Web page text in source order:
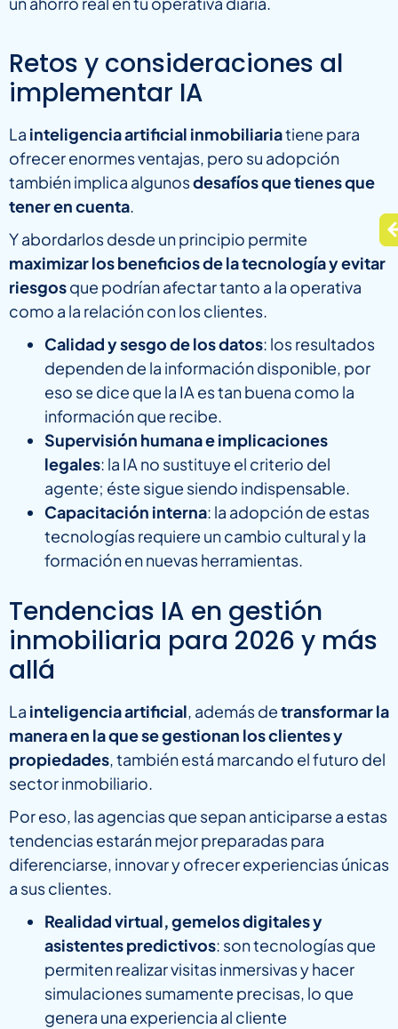
Retos y consideraciones al
implementar IA
La inteligencia artificial inmobiliariatiene para
ofrecer enormes ventajas, pero su adopción
también implica algunosdesafíos que tienes que
tener en cuenta.
Y abordarlos desde un principio permite
maximizar los beneficios de la tecnología y evitar
riesgosque podrían afectar tanto a la operativa
como a la relación con los clientes.
Calidad y sesgo de los datos: los resultados
dependen de la información disponible, por
eso se dice que la IA es tan buena como la
información que recibe.
Supervisión humana e implicaciones
legales: la IA no sustituye el criterio del
agente; éste sigue siendo indispensable.
Capacitación interna: la adopción de estas
tecnologías requiere un cambio cultural y la
formación en nuevas herramientas.
Tendencias IA en gestión
inmobiliaria para 2026 y más
allá
La inteligencia artificial, además detransformar la
manera en la que se gestionan los clientes y
propiedades, también está marcando el futuro del
sector inmobiliario.
Por eso, las agencias que sepan anticiparse a estas
tendencias estarán mejor preparadas para
diferenciarse, innovar y ofrecer experiencias únicas
a sus clientes.
Realidad virtual, gemelos digitales y
asistentes predictivos: son tecnologías que
permiten realizar visitas inmersivas y hacer
simulaciones sumamente precisas, lo que
genera una experiencia al cliente